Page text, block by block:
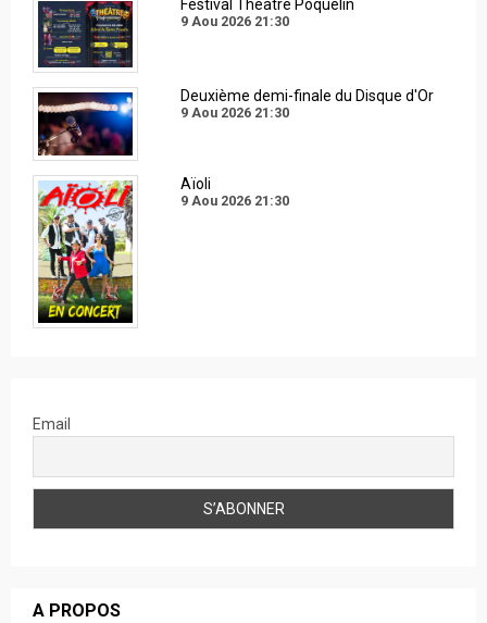
Festival Théâtre Poquelin
9 Aou 2026 21:30
Deuxième demi-finale du Disque d'Or
9 Aou 2026 21:30
Aïoli
9 Aou 2026 21:30
Email
A PROPOS